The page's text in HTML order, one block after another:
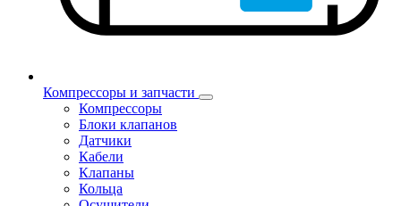
Компрессоры и запчасти
Компрессоры
Блоки клапанов
Датчики
Кабели
Клапаны
Кольца